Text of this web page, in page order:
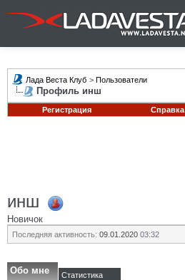
Лада Веста Клуб > Пользователи
Профиль инш
Регистрация Справка
инш
Новичок
Последняя активность: 09.01.2020 03:32
Обо мне Статистика